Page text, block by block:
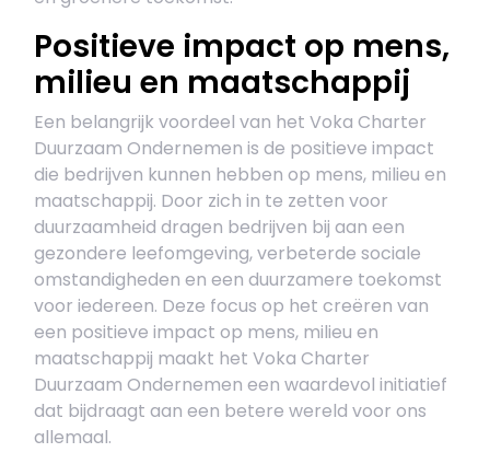
Positieve impact op mens,
milieu en maatschappij
Een belangrijk voordeel van het Voka Charter
Duurzaam Ondernemen is de positieve impact
die bedrijven kunnen hebben op mens, milieu en
maatschappij. Door zich in te zetten voor
duurzaamheid dragen bedrijven bij aan een
gezondere leefomgeving, verbeterde sociale
omstandigheden en een duurzamere toekomst
voor iedereen. Deze focus op het creëren van
een positieve impact op mens, milieu en
maatschappij maakt het Voka Charter
Duurzaam Ondernemen een waardevol initiatief
dat bijdraagt aan een betere wereld voor ons
allemaal.